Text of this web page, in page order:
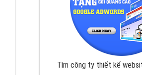
Tìm công ty thiết kế